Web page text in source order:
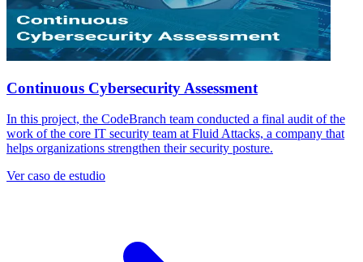
Continuous Cybersecurity Assessment
In this project, the CodeBranch team conducted a final audit of the
work of the core IT security team at Fluid Attacks, a company that
helps organizations strengthen their security posture.
Ver caso de estudio